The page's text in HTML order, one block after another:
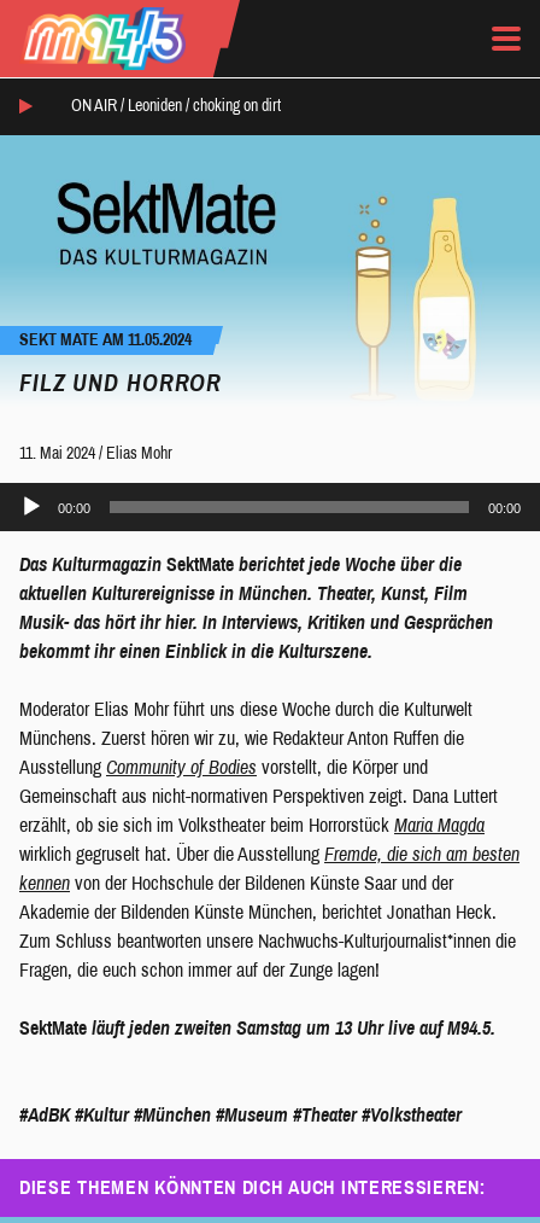
ON AIR / Leoniden / choking on dirt
SEKT MATE AM 11.05.2024
FILZ UND HORROR
11. Mai 2024/ Elias Mohr
Audio-
00:00 00:00
Das Kulturmagazin SektMate berichtet jede Woche über die
aktuellen Kulturereignisse in München. Theater, Kunst, Film
Musik- das hört ihr hier. In Interviews, Kritiken und Gesprächen
bekommt ihr einen Einblick in die Kulturszene.
Moderator Elias Mohr führt uns diese Woche durch die Kulturwelt
Münchens. Zuerst hören wir zu, wie Redakteur Anton Ruffen die
Ausstellung Community of Bodies vorstellt, die Körper und
Gemeinschaft aus nicht-normativen Perspektiven zeigt. Dana Luttert
erzählt, ob sie sich im Volkstheater beim Horrorstück Maria Magda
wirklich gegruselt hat. Über die Ausstellung Fremde, die sich am besten
kennen von der Hochschule der Bildenen Künste Saar und der
Akademie der Bildenden Künste München, berichtet Jonathan Heck.
Zum Schluss beantworten unsere Nachwuchs-Kulturjournalist*innen die
Fragen, die euch schon immer auf der Zunge lagen!
SektMate läuft jeden zweiten Samstag um 13 Uhr live auf M94.5.
#AdBK #Kultur #München #Museum #Theater #Volkstheater
DIESE THEMEN KÖNNTEN DICH AUCH INTERESSIEREN: